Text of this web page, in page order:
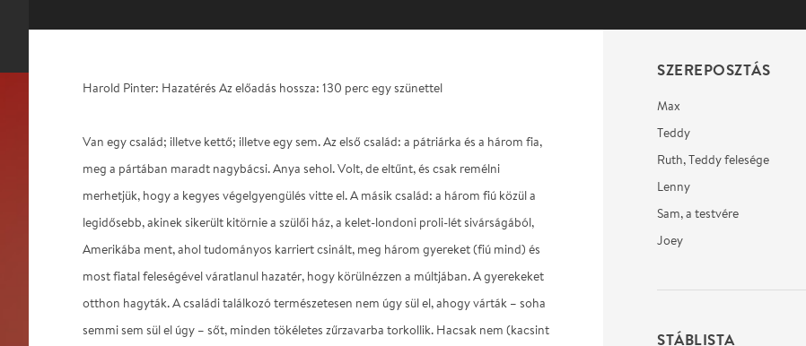
Harold Pinter: Hazatérés Az előadás hossza: 130 perc egy szünettel
Van egy család; illetve kettő; illetve egy sem. Az első család: a pátriárka és a három fia,
meg a pártában maradt nagybácsi. Anya sehol. Volt, de eltűnt, és csak remélni
merhetjük, hogy a kegyes végelgyengülés vitte el. A másik család: a három fiú közül a
legidősebb, akinek sikerült kitörnie a szülői ház, a kelet-londoni proli-lét sivárságából,
Amerikába ment, ahol tudományos karriert csinált, meg három gyereket (fiú mind) és
most fiatal feleségével váratlanul hazatér, hogy körülnézzen a múltjában. A gyerekeket
otthon hagyták. A családi találkozó természetesen nem úgy sül el, ahogy várták – soha
semmi sem sül el úgy – sőt, minden tökéletes zűrzavarba torkollik. Hacsak nem (kacsint
SZEREPOSZTÁS
Max
Teddy
Ruth, Teddy felesége
Lenny
Sam, a testvére
Joey
STÁBLISTA